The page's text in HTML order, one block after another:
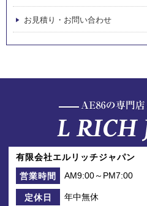
お見積り・お問い合わせ
有限会社エルリッチジャパン
営業時間
AM9:00～PM7:00
定休日 年中無休